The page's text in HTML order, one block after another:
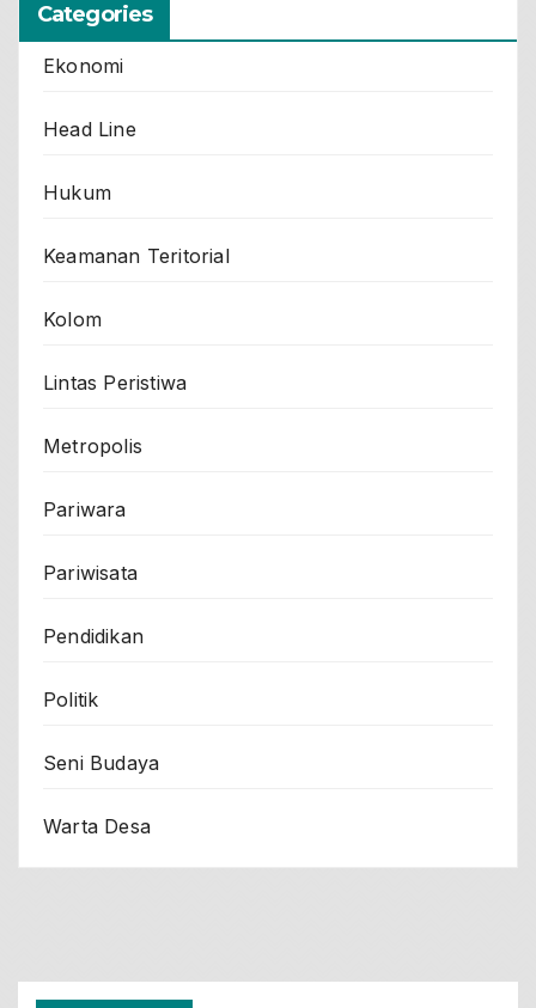
Categories
Ekonomi
Head Line
Hukum
Keamanan Teritorial
Kolom
Lintas Peristiwa
Metropolis
Pariwara
Pariwisata
Pendidikan
Politik
Seni Budaya
Warta Desa